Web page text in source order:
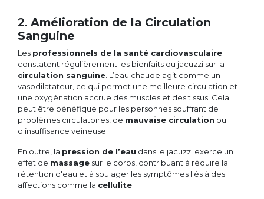
2. Amélioration de la Circulation
Sanguine
Les professionnels de la santé cardiovasculaire
constatent régulièrement les bienfaits du jacuzzi sur la
circulation sanguine . L’eau chaude agit comme un
vasodilatateur, ce qui permet une meilleure circulation et
une oxygénation accrue des muscles et des tissus. Cela
peut être bénéfique pour les personnes souffrant de
problèmes circulatoires, de mauvaise circulation ou
d'insuffisance veineuse.
En outre, la pression de l’eau dans le jacuzzi exerce un
effet de massage sur le corps, contribuant à réduire la
rétention d'eau et à soulager les symptômes liés à des
affections comme la cellulite